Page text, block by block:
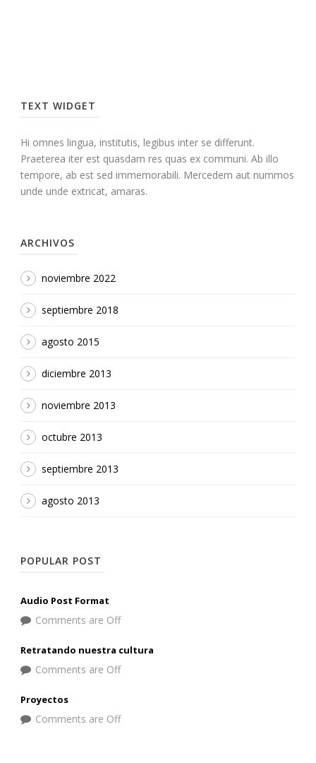
TEXT WIDGET
Hi omnes lingua, institutis, legibus inter se differunt.
Praeterea iter est quasdam res quas ex communi. Ab illo
tempore, ab est sed immemorabili. Mercedem aut nummos
unde unde extricat, amaras.
ARCHIVOS
noviembre 2022
septiembre 2018
agosto 2015
diciembre 2013
noviembre 2013
octubre 2013
septiembre 2013
agosto 2013
POPULAR POST
Audio Post Format
Comments are Off
Retratando nuestra cultura
Comments are Off
Proyectos
Comments are Off